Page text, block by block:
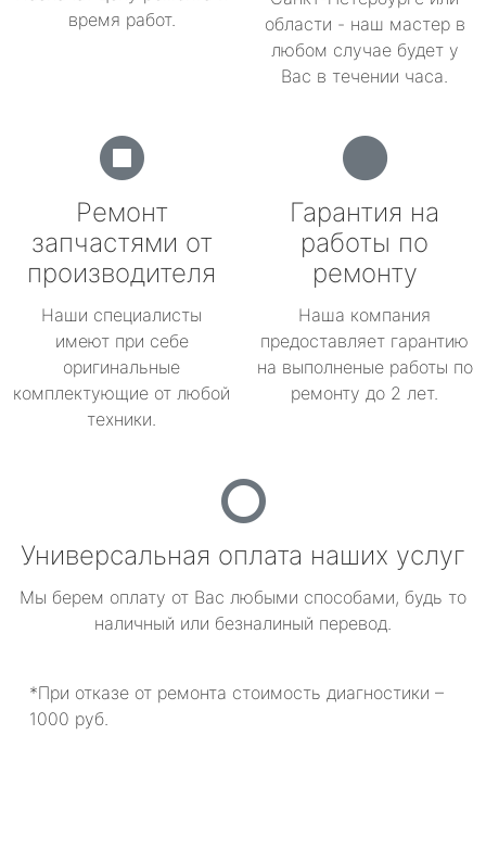
время работ.
области - наш мастер в
любом случае будет у
Вас в течении часа.
Ремонт
запчастями от
производителя
Наши специалисты
имеют при себе
оригинальные
комплектующие от любой
техники.
Гарантия на
работы по
ремонту
Наша компания
предоставляет гарантию
на выполненые работы по
ремонту до 2 лет.
Универсальная оплата наших услуг
Мы берем оплату от Вас любыми способами, будь то
наличный или безналиный перевод.
*При отказе от ремонта стоимость диагностики –
1000 руб.